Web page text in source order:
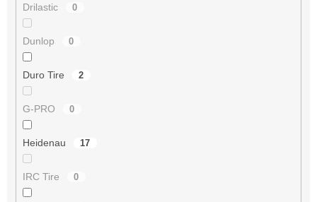
Drilastic 0
Dunlop 0
Duro Tire 2
G-PRO 0
Heidenau 17
IRC Tire 0